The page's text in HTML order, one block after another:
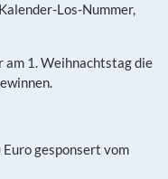
Los-Nummer,
am 1. Weihnachtstag die
gesponsert vom